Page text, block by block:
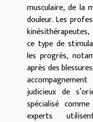
musculaire, de la
douleur. Les
ce type de
les progrès,
après des
judicieux de
spécialisé
experts